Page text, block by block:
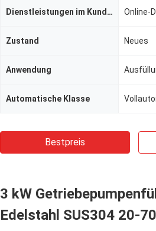
Dienstleistungen im Kundendienst Online-
Zustand Neues
Anwendung
Automatische Klasse
Bestpreis
3 kW
Edelstahl SUS304 20-